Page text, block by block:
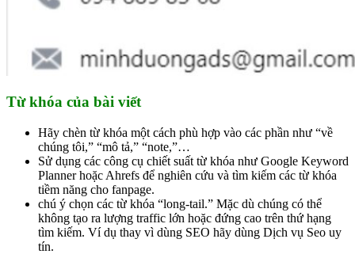
Từ khóa của bài viết
Hãy chèn từ khóa một cách phù hợp vào các phần như “về
chúng tôi,” “mô tả,” “note,”…
Sử dụng các công cụ chiết suất từ khóa như Google Keyword
Planner hoặc Ahrefs để nghiên cứu và tìm kiếm các từ khóa
tiềm năng cho fanpage.
chú ý chọn các từ khóa “long-tail.” Mặc dù chúng có thể
không tạo ra lượng traffic lớn hoặc đứng cao trên thứ hạng
tìm kiếm. Ví dụ thay vì dùng SEO hãy dùng Dịch vụ Seo uy
tín.